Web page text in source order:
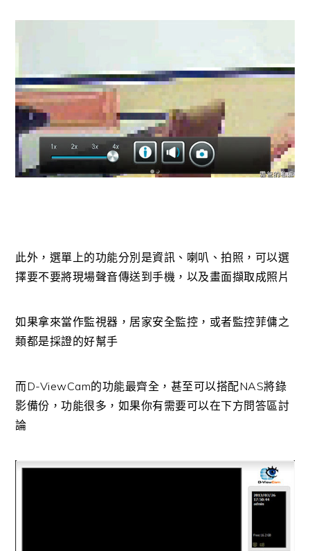
此外，選單上的功能分別是資訊、喇叭、拍照，可以選
擇要不要將現場聲音傳送到手機，以及畫面擷取成照片
如果拿來當作監視器，居家安全監控，或者監控菲傭之
類都是採證的好幫手
而D-ViewCam的功能最齊全，甚至可以搭配NAS將錄
影備份，功能很多，如果你有需要可以在下方問答區討
論